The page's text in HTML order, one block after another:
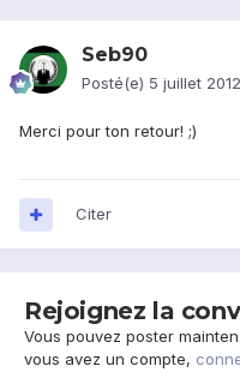
Seb90
Posté(e) 5 juillet 2012
Merci pour ton retour! ;)
Citer
Rejoignez la
Vous pouvez poster
vous avez un compte,